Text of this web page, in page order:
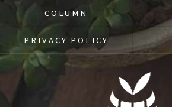
COLUMN
PRIVACY POLICY